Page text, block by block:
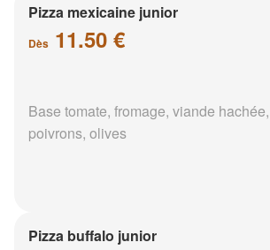
Pizza mexicaine junior
Dès 11.50 €
Base tomate, fromage, viande
poivrons, olives
Pizza buffalo junior